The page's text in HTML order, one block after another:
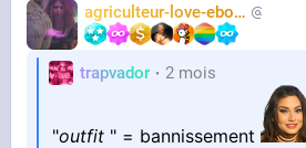
agriculteur-love-ebony
trapvador 2 mois
"outfit " = bannissement